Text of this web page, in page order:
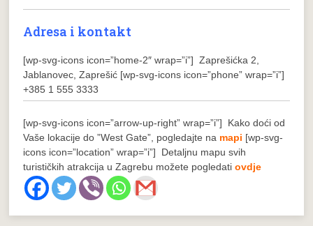
Adresa i kontakt
[wp-svg-icons icon=”home-2″ wrap=”i”] Zaprešićka 2,
Jablanovec, Zaprešić [wp-svg-icons icon=”phone” wrap=”i”]
+385 1 555 3333
[wp-svg-icons icon=”arrow-up-right” wrap=”i”] Kako doći od
Vaše lokacije do ”West Gate”, pogledajte na mapi [wp-svg-
icons icon=”location” wrap=”i”] Detaljnu mapu svih
turističkih atrakcija u Zagrebu možete pogledatiovdje